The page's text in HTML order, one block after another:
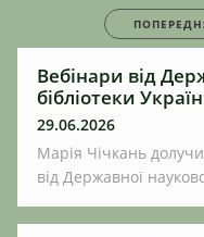
Вебінари від
бібліотеки
29.06.2026
Марія Чічкань
від Державної